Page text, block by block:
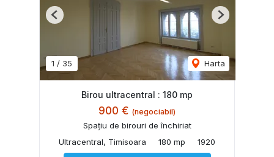
1 / 35 Harta
Previous Next
Birou ultracentral : 180 mp
900 € (negociabil)
Spațiu de birouri de închiriat
Ultracentral, Timisoara
180 mp 1920